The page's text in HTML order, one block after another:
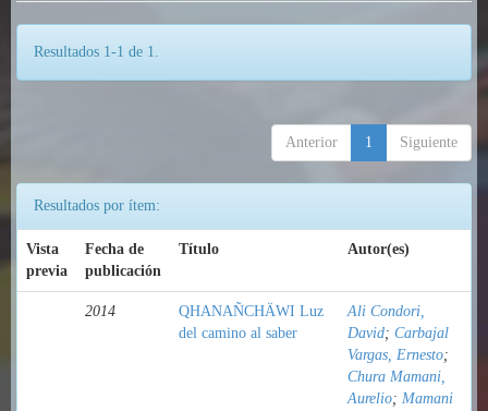
Resultados 1-1 de 1.
Anterior 1 Siguiente
Resultados por ítem:
Vista
previa
Fecha de
publicación
Título Autor(es)
2014
QHANAÑCHÄWI Luz
del camino al saber
Ali Condori,
David; Carbajal
Vargas, Ernesto;
Chura Mamani,
Aurelio; Mamani